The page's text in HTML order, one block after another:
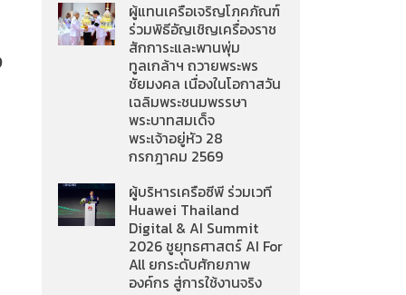
ผู้แทนเครือเจริญโภคภัณฑ์
ร่วมพิธีอัญเชิญเครื่องราช
สักการะและพานพุ่ม
ทูลเกล้าฯ ถวายพระพร
ชัยมงคล เนื่องในโอกาสวัน
เฉลิมพระชนมพรรษา
พระบาทสมเด็จ
พระเจ้าอยู่หัว 28
กรกฎาคม 2569
ผู้บริหารเครือซีพี ร่วมเวที
Huawei Thailand
Digital & AI Summit
2026 ชูยุทธศาสตร์ AI For
All ยกระดับศักยภาพ
องค์กร สู่การใช้งานจริง